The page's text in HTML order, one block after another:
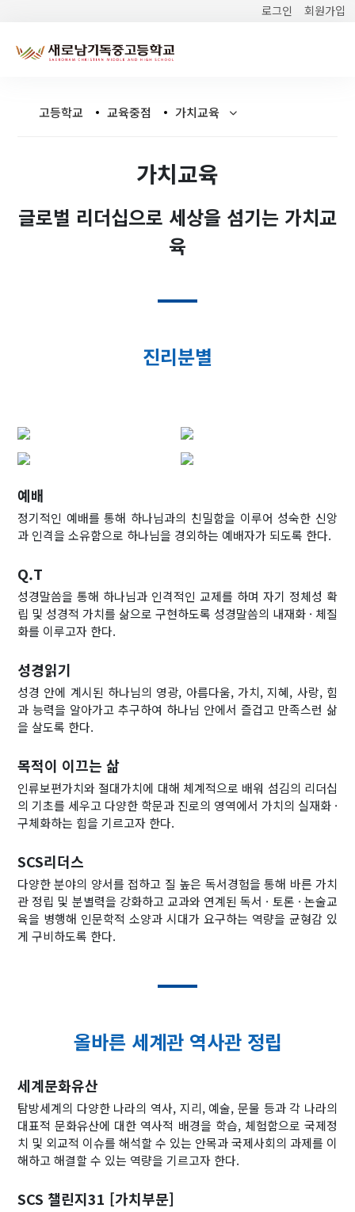
로그인 회원가입
고등학교 교육중점 가치교육
가치교육
글로벌 리더십으로 세상을 섬기는 가치교
육
진리분별
예배
정기적인 예배를 통해 하나님과의 친밀함을 이루어 성숙한 신앙
과 인격을 소유함으로 하나님을 경외하는 예배자가 되도록 한다.
Q.T
성경말씀을 통해 하나님과 인격적인 교제를 하며 자기 정체성 확
립 및 성경적 가치를 삶으로 구현하도록 성경말씀의 내재화 · 체질
화를 이루고자 한다.
성경읽기
성경 안에 계시된 하나님의 영광, 아름다움, 가치, 지혜, 사랑, 힘
과 능력을 알아가고 추구하여 하나님 안에서 즐겁고 만족스런 삶
을 살도록 한다.
목적이 이끄는 삶
인류보편가치와 절대가치에 대해 체계적으로 배워 섬김의 리더십
의 기초를 세우고 다양한 학문과 진로의 영역에서 가치의 실재화 ·
구체화하는 힘을 기르고자 한다.
SCS리더스
다양한 분야의 양서를 접하고 질 높은 독서경험을 통해 바른 가치
관 정립 및 분별력을 강화하고 교과와 연계된 독서 · 토론 · 논술교
육을 병행해 인문학적 소양과 시대가 요구하는 역량을 균형감 있
게 구비하도록 한다.
올바른 세계관 역사관 정립
세계문화유산
탐방세계의 다양한 나라의 역사, 지리, 예술, 문물 등과 각 나라의
대표적 문화유산에 대한 역사적 배경을 학습, 체험함으로 국제정
치 및 외교적 이슈를 해석할 수 있는 안목과 국제사회의 과제를 이
해하고 해결할 수 있는 역량을 기르고자 한다.
SCS 챌린지31 [가치부문]